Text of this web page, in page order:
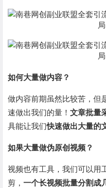
如何大量做内容？
做内容前期虽然比较苦，但
速做出我们的量！ 文章批量
具能让我们快速做出大量的
如果大量做伪原创视频？
视频也有工具，我们可以用
剪， 一个长视频批量分割成